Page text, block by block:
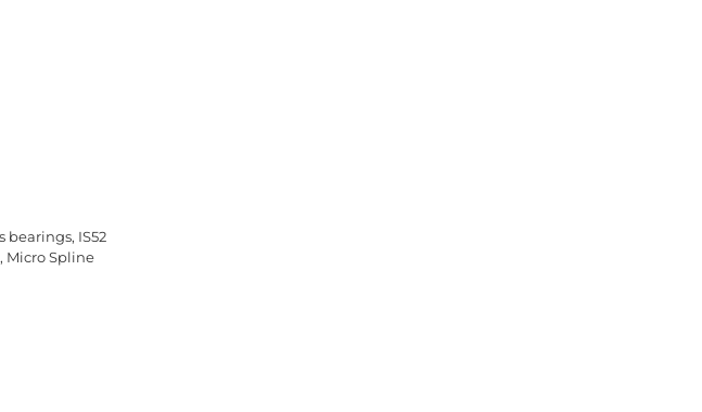
bearings, IS52
Micro Spline